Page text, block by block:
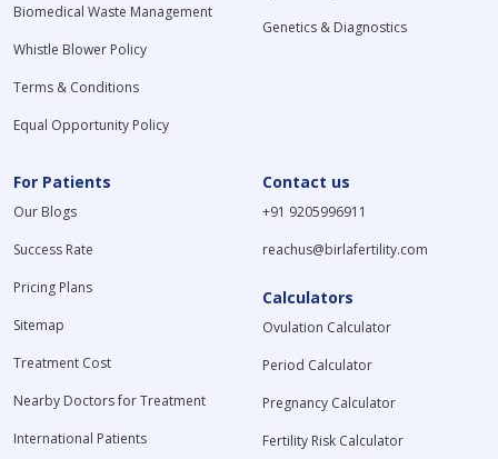
Biomedical Waste Management
Whistle Blower Policy
Terms & Conditions
Equal Opportunity Policy
Genetics & Diagnostics
For Patients
Our Blogs
Success Rate
Pricing Plans
Sitemap
Treatment Cost
Nearby Doctors for Treatment
International Patients
Contact us
+91 9205996911
reachus@birlafertility.com
Calculators
Ovulation Calculator
Period Calculator
Pregnancy Calculator
Fertility Risk Calculator